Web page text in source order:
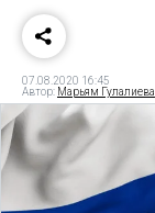
07.08.2020 16:45
Автор: Марьям Гулалиева